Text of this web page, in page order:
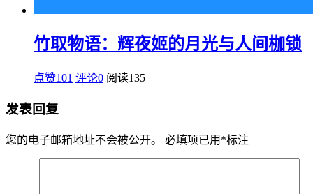
竹取物语：辉夜姬的月光与人间枷锁
点赞101 评论0 阅读135
发表回复
您的电子邮箱地址不会被公开。 必填项已用 *标注